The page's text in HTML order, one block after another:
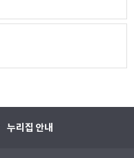
누리집 안내